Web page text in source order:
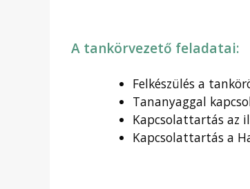
A tankörvezető feladatai:
Felkészülés a
Tananyaggal
Kapcsolattartás az
Kapcsolattartás a